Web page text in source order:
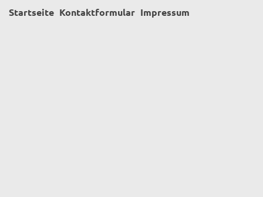
Startseite Kontaktformular Impressum